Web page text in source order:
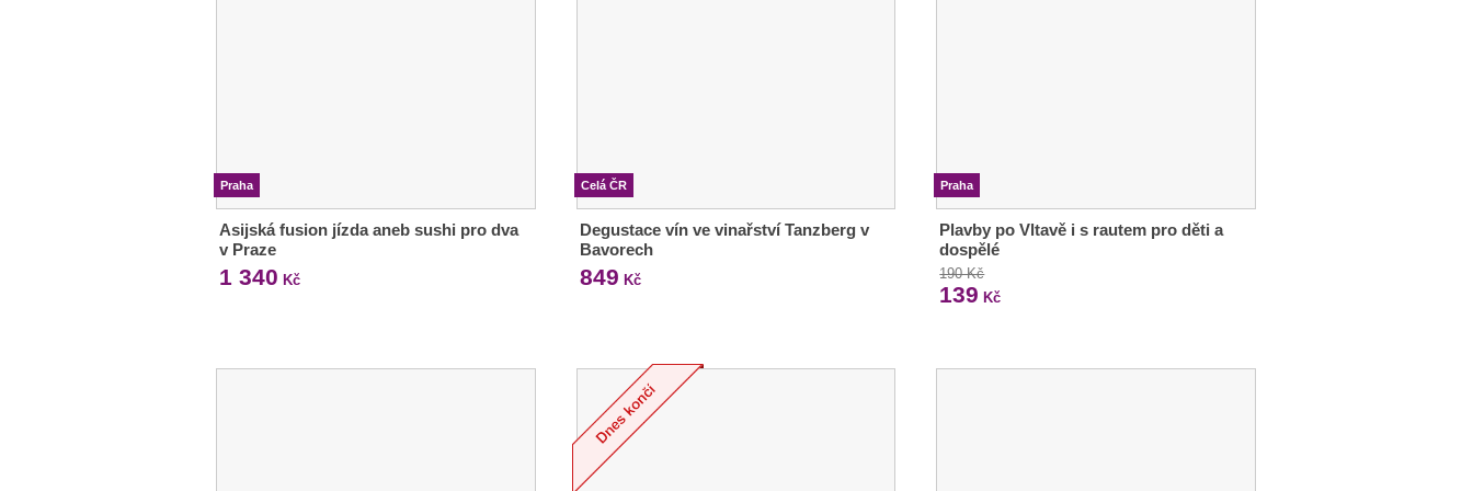
Praha
Asijská fusion jízda aneb sushi pro dva
v Praze
1 340 Kč
Celá ČR
Degustace vín ve vinařství Tanzberg v
Bavorech
849 Kč
Praha
Plavby po Vltavě i s rautem pro děti a
dospělé
190 Kč
139 Kč